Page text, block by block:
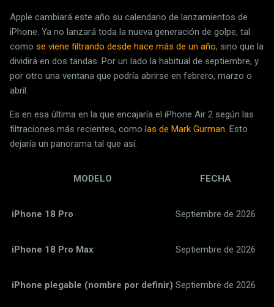
Apple cambiará este año su calendario de lanzamientos de
iPhone. Ya no lanzará toda la nueva generación de golpe, tal
como se viene filtrando desde hace más de un año, sino que la
dividirá en dos tandas. Por un lado la habitual de septiembre, y
por otro una ventana que podría abrirse en febrero, marzo o
abril.
Es en esa última en la que encajaría el iPhone Air 2 según las
filtraciones más recientes, como las de Mark Gurman. Esto
dejaría un panorama tal que así:
MODELO FECHA
iPhone 18 Pro Septiembre de 2026
iPhone 18 Pro Max Septiembre de 2026
iPhone plegable (nombre por definir) Septiembre de 2026